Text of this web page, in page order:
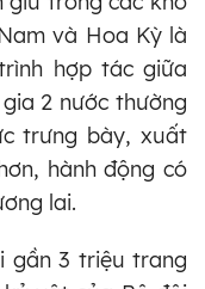
và Hoa Kỳ là
hợp tác giữa
2 nước thường
trưng bày, xuất
hành động có
lai.
gần 3 triệu trang